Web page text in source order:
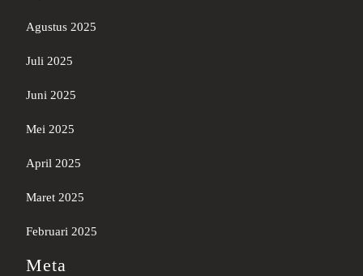
Agustus 2025
Juli 2025
Juni 2025
Mei 2025
April 2025
Maret 2025
Februari 2025
Meta